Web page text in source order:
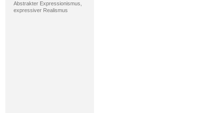
Abstrakter Expressionismus,
expressiver Realismus